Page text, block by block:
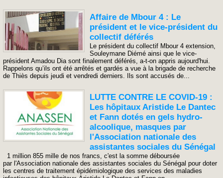
Affaire de Mbour 4 : Le
président et le vice-président du
collectif déférés
Le président du collectif Mbour 4 extension,
Souleymane Diémé ainsi que le vice-
président Amadou Dia sont finalement déférés, a-t-on appris aujourd'hui.
Rappelons qu’ils ont été arrêtés et gardés a vue à la brigade de recherche
de Thiès depuis jeudi et vendredi derniers. Ils sont accusés de...
LUTTE CONTRE LE COVID-19 :
Les hôpitaux Aristide Le Dantec
et Fann dotés en gels hydro-
alcoolique, masques par
l'Association nationale des
assistantes sociales du Sénégal
1 million 855 mille de nos francs, c'est la somme déboursée
par l'Association nationale des assistantes sociales du Sénégal pour doter
les centres de traitement épidémiologique des services des maladies